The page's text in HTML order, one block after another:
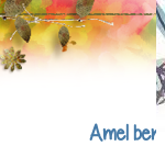
Amel